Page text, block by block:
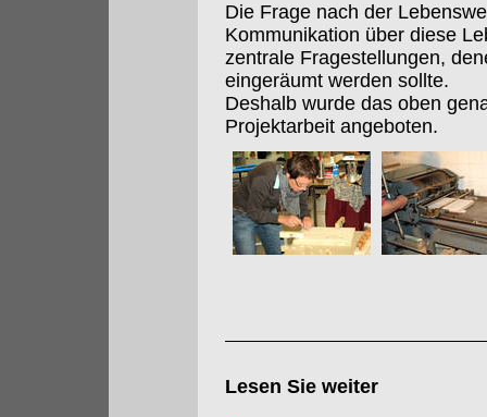
Die Frage nach der
Kommunikation über diese
zentrale Fragestellungen,
eingeräumt werden sollte.
Deshalb wurde das oben
Projektarbeit angeboten.
Lesen Sie weiter